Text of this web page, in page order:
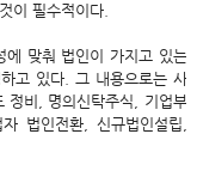
이 필수적이다.
에 맞춰 법인이 가지고 있는
고 있다. 그 내용으로는 사
정비, 명의신탁주식, 기업부
법인전환, 신규법인설립,